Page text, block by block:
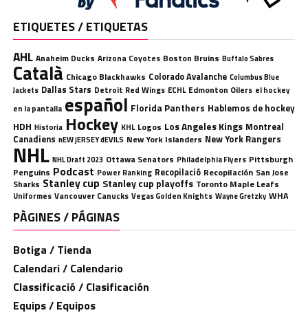
ETIQUETES / ETIQUETAS
AHL Anaheim Ducks Arizona Coyotes Boston Bruins Buffalo Sabres
Català Chicago Blackhawks Colorado Avalanche Columbus Blue
Jackets Dallas Stars Detroit Red Wings ECHL Edmonton Oilers el hockey
en la pantalla español Florida Panthers Hablemos de hockey
HDH Historia Hockey KHL Logos Los Angeles Kings Montreal
Canadiens nEW jERSEY dEVILS New York Islanders New York Rangers
NHL NHL Draft 2023 Ottawa Senators Philadelphia Flyers Pittsburgh
Penguins Podcast Power Ranking Recopilació Recopilación San Jose
Sharks Stanley cup Stanley cup playoffs Toronto Maple Leafs
Uniformes Vancouver Canucks Vegas Golden Knights Wayne Gretzky WHA
PÀGINES / PÁGINAS
Botiga / Tienda
Calendari / Calendario
Classificació / Clasificación
Equips / Equipos